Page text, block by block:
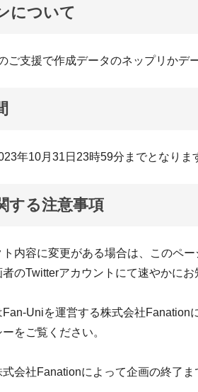
について
ご支援で作成データのネップリかデ
年10月31日23時59分までとなりま
する注意事項
ト内容に変更がある場合は、このペ
のTwitterアカウントにて速やかにお
Fan-Uniを運営する株式会社Fanation
をご覧ください。
式会社Fanationによって企画の終了ま